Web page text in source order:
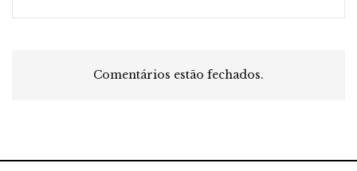
Comentários estão fechados.